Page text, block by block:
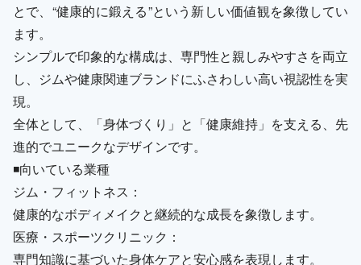
とで、“健康的に鍛える”という新しい価値観を象徴してい
ます。
シンプルで印象的な構成は、専門性と親しみやすさを両立
し、ジムや健康関連ブランドにふさわしい高い視認性を実
現。
全体として、「身体づくり」と「健康維持」を支える、先
進的でユニークなデザインです。
◾️向いている業種
ジム・フィットネス：
健康的なボディメイクと継続的な成長を象徴します。
医療・スポーツクリニック：
専門知識に基づいた身体ケアと安心感を表現します。